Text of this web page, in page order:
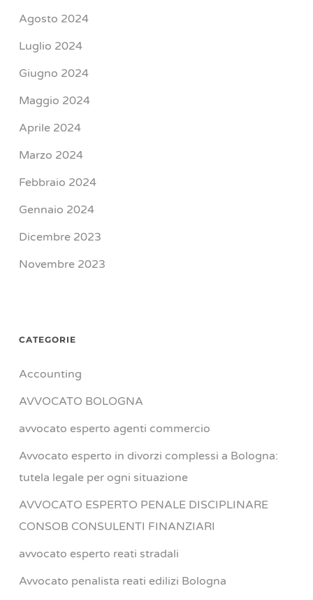
Agosto 2024
Luglio 2024
Giugno 2024
Maggio 2024
Aprile 2024
Marzo 2024
Febbraio 2024
Gennaio 2024
Dicembre 2023
Novembre 2023
CATEGORIE
Accounting
AVVOCATO BOLOGNA
avvocato esperto agenti commercio
Avvocato esperto in divorzi complessi a Bologna:
tutela legale per ogni situazione
AVVOCATO ESPERTO PENALE DISCIPLINARE
CONSOB CONSULENTI FINANZIARI
avvocato esperto reati stradali
Avvocato penalista reati edilizi Bologna